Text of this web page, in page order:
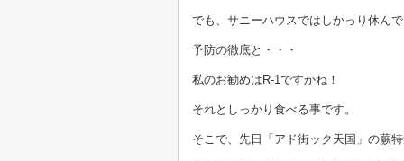
でも、サニーハウスではしかっり休ん
予防の徹底と・・・
私のお勧めはR-1ですかね！
それとしっかり食べる事です。
そこで、先日「アド街ック天国」の蕨